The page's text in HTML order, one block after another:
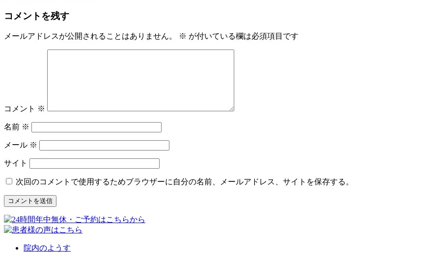
コメントを残す
メールアドレスが公開されることはありません。 ※ が付いている欄は必須項目です
コメント ※
名前 ※
メール ※
サイト
次回のコメントで使用するためブラウザーに自分の名前、メールアドレス、サイトを保存する。
院内のようす